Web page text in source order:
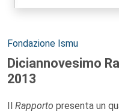
Autori:
Fondazione Ismu
Diciannovesimo
2013
Il Rapporto presenta un